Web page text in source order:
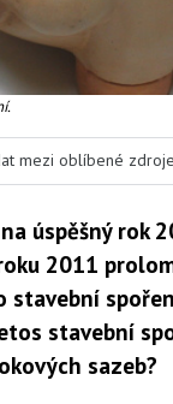
mezi oblíbené
úspěšný rok
2011
stavební
stavební
sazeb?